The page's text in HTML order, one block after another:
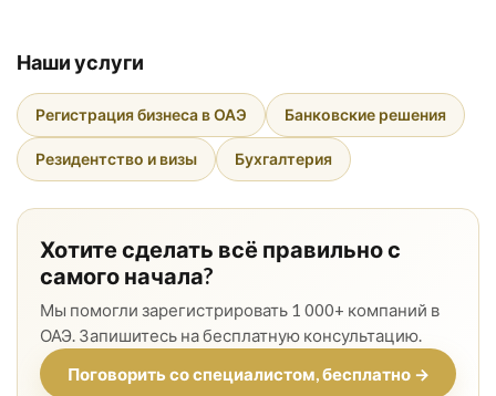
Наши услуги
Регистрация бизнеса в ОАЭ Банковские решения
Резидентство и визы Бухгалтерия
Хотите сделать всё правильно с
самого начала?
Мы помогли зарегистрировать 1 000+ компаний в
ОАЭ. Запишитесь на бесплатную консультацию.
Поговорить со специалистом, бесплатно →